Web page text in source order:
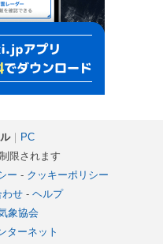
｜ PC
限されます
ー - クッキーポリシー
わせ- ヘルプ
象協会
ターネット